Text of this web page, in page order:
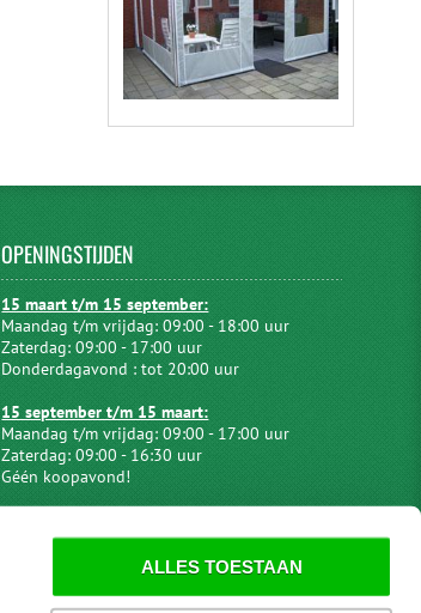
ALLES TOESTAAN
OPENINGSTIJDEN
15 maart t/m 15 september:
Maandag t/m vrijdag: 09:00 - 18:00 uur
Zaterdag: 09:00 - 17:00 uur
Donderdagavond : tot 20:00 uur
15 september t/m 15 maart:
Maandag t/m vrijdag: 09:00 - 17:00 uur
Zaterdag: 09:00 - 16:30 uur
Géén koopavond!